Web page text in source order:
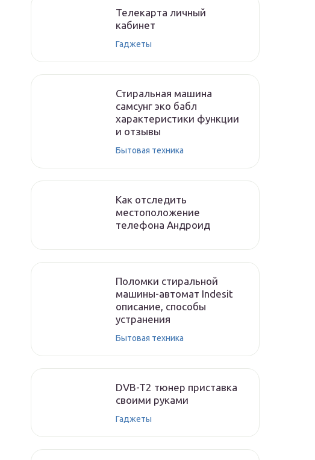
Телекарта личный
кабинет
Гаджеты
Стиральная машина
самсунг эко бабл
характеристики функции
и отзывы
Бытовая техника
Как отследить
местоположение
телефона Андроид
Поломки стиральной
машины-автомат Indesit
описание, способы
устранения
Бытовая техника
DVB-T2 тюнер приставка
своими руками
Гаджеты